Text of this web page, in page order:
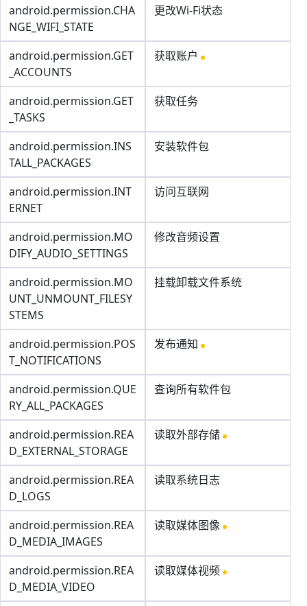
android.permission.CHA
NGE_WIFI_STATE
更改Wi-Fi状态
android.permission.GET
_ACCOUNTS
获取账户
android.permission.GET
_TASKS
获取任务
android.permission.INS
TALL_PACKAGES
安装软件包
android.permission.INT
ERNET
访问互联网
android.permission.MO
DIFY_AUDIO_SETTINGS
修改音频设置
android.permission.MO
UNT_UNMOUNT_FILESY
STEMS
挂载卸载文件系统
android.permission.POS
T_NOTIFICATIONS
发布通知
android.permission.QUE
RY_ALL_PACKAGES
查询所有软件包
android.permission.REA
D_EXTERNAL_STORAGE
读取外部存储
android.permission.REA
D_LOGS
读取系统日志
android.permission.REA
D_MEDIA_IMAGES
读取媒体图像
android.permission.REA
D_MEDIA_VIDEO
读取媒体视频